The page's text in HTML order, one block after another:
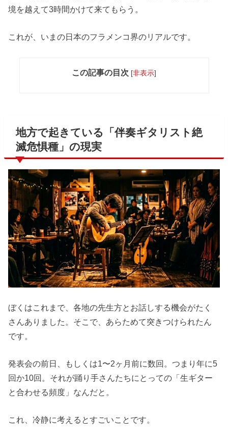
境を越えて3時間かけて来てもらう。
これが、いまの日本のフラメンコ界のリアルです。
この記事の目次 [非表示]
地方で起きている「伴奏ギタリスト絶
滅危惧種」の現実
ぼくはこれまで、各地の先生方とお話しする機会がたく
さんありました。そこで、あらためて突きつけられたん
です。
発表会の前日、もしくは1〜2ヶ月前に数回。つまり年に5
回か10回。それが踊り手さんたちにとっての「生ギター
と合わせる頻度」なんだと。
これ、冷静に考えるとすごいことです。